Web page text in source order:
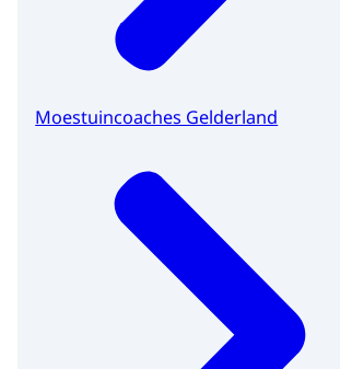
Moestuincoaches Gelderland